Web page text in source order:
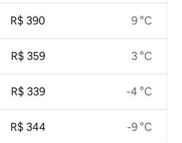
R$ 390
R$ 359
R$ 339
R$ 344
9 °C
3 °C
-4 °C
-9 °C